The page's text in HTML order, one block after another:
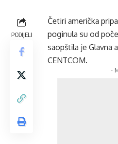
PODIJELI
Četiri američka
poginula su od
saopštila je Glavna
CENTCOM.
-